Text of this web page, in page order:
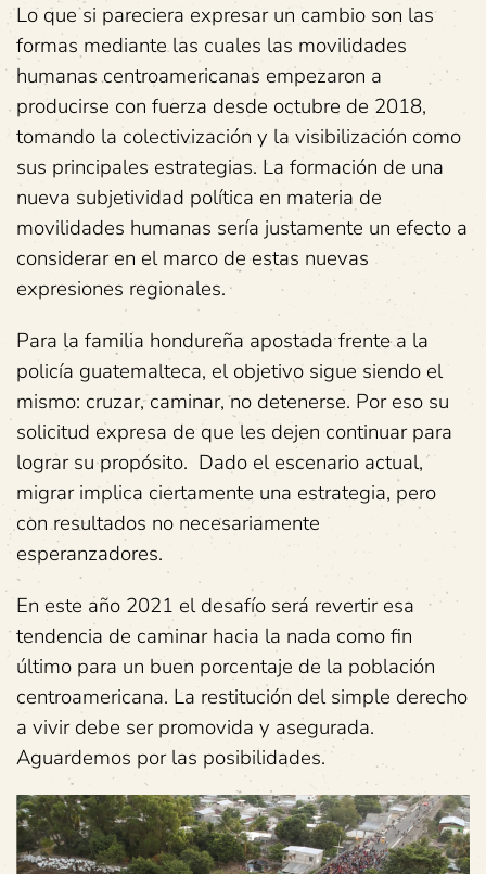
Lo que si pareciera expresar un cambio son las
formas mediante las cuales las movilidades
humanas centroamericanas empezaron a
producirse con fuerza desde octubre de 2018,
tomando la colectivización y la visibilización como
sus principales estrategias. La formación de una
nueva subjetividad política en materia de
movilidades humanas sería justamente un efecto a
considerar en el marco de estas nuevas
expresiones regionales.
Para la familia hondureña apostada frente a la
policía guatemalteca, el objetivo sigue siendo el
mismo: cruzar, caminar, no detenerse. Por eso su
solicitud expresa de que les dejen continuar para
lograr su propósito. Dado el escenario actual,
migrar implica ciertamente una estrategia, pero
con resultados no necesariamente
esperanzadores.
En este año 2021 el desafío será revertir esa
tendencia de caminar hacia la nada como fin
último para un buen porcentaje de la población
centroamericana. La restitución del simple derecho
a vivir debe ser promovida y asegurada.
Aguardemos por las posibilidades.